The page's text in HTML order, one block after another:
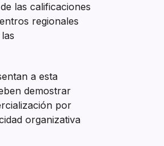
las calificaciones
regionales
a esta
demostrar
por
organizativa